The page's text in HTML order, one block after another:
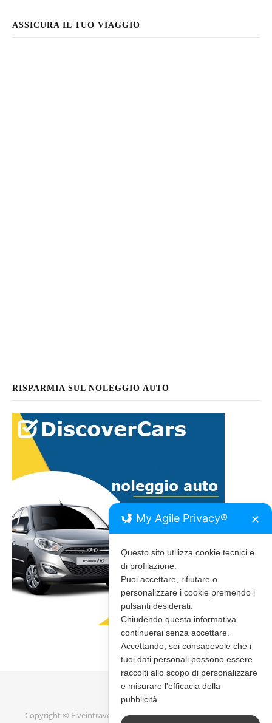
ASSICURA IL TUO VIAGGIO
RISPARMIA SUL NOLEGGIO AUTO
Copyright © Fiveintravel 2020 - 2026 |Bard Tema diWP Royal.
My Agile Privacy® ✕
Questo sito utilizza cookie tecnici e
di profilazione.
Puoi accettare, rifiutare o
personalizzare i cookie premendo i
pulsanti desiderati.
Chiudendo questa informativa
continuerai senza accettare.
Accettando, sei consapevole che i
tuoi dati personali possono essere
raccolti allo scopo di personalizzare
e misurare l'efficacia della
pubblicità.